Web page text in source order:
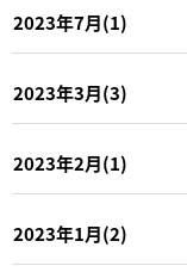
2023年7月(1)
2023年3月(3)
2023年2月(1)
2023年1月(2)